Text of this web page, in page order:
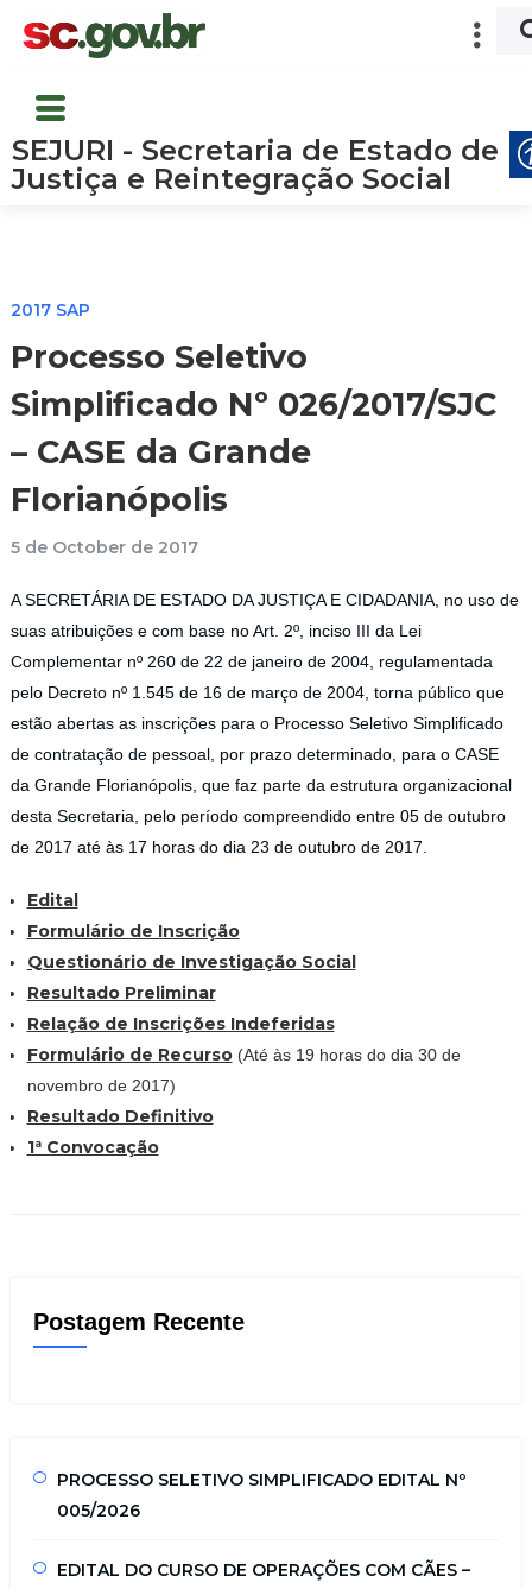
SEJURI - Secretaria de Estado de
Justiça e Reintegração Social
2017 SAP
Processo Seletivo
Simplificado Nº 026/2017/SJC
– CASE da Grande
Florianópolis
5 de October de 2017
A SECRETÁRIA DE ESTADO DA JUSTIÇA E CIDADANIA, no uso de
suas atribuições e com base no Art. 2º, inciso III da Lei
Complementar nº 260 de 22 de janeiro de 2004, regulamentada
pelo Decreto nº 1.545 de 16 de março de 2004, torna público que
estão abertas as inscrições para o Processo Seletivo Simplificado
de contratação de pessoal, por prazo determinado, para o CASE
da Grande Florianópolis, que faz parte da estrutura organizacional
desta Secretaria, pelo período compreendido entre 05 de outubro
de 2017 até às 17 horas do dia 23 de outubro de 2017.
Edital
Formulário de Inscrição
Questionário de Investigação Social
Resultado Preliminar
Relação de Inscrições Indeferidas
Formulário de Recurso(Até às 19 horas do dia 30 de
novembro de 2017)
Resultado Definitivo
1ª Convocação
Postagem Recente
PROCESSO SELETIVO SIMPLIFICADO EDITAL Nº
005/2026
EDITAL DO CURSO DE OPERAÇÕES COM CÃES –